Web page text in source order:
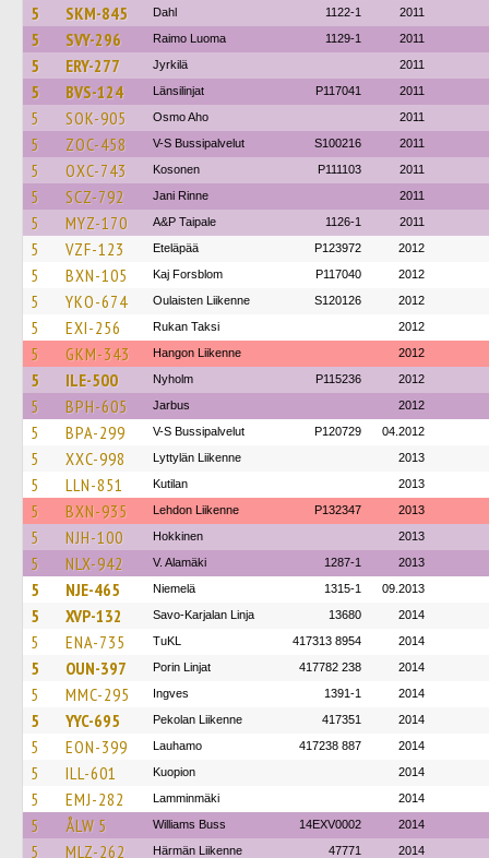
5 SKM-845 Dahl 1122-1 2011
5 SVY-296 Raimo Luoma 1129-1 2011
5 ERY-277 Jyrkilä 2011
5 BVS-124 Länsilinjat P117041 2011
5 SOK-905 Osmo Aho 2011
5 ZOC-458 V-S Bussipalvelut S100216 2011
5 OXC-743 Kosonen P111103 2011
5 SCZ-792 Jani Rinne 2011
5 MYZ-170 A&P Taipale 1126-1 2011
5 VZF-123 Eteläpää P123972 2012
5 BXN-105 Kaj Forsblom P117040 2012
5 YKO-674 Oulaisten Liikenne S120126 2012
5 EXI-256 Rukan Taksi 2012
5 GKM-343 Hangon Liikenne 2012
5 ILE-500 Nyholm P115236 2012
5 BPH-605 Jarbus 2012
5 BPA-299 V-S Bussipalvelut P120729 04.2012
5 XXC-998 Lyttylän Liikenne 2013
5 LLN-851 Kutilan 2013
5 BXN-935 Lehdon Liikenne P132347 2013
5 NJH-100 Hokkinen 2013
5 NLX-942 V. Alamäki 1287-1 2013
5 NJE-465 Niemelä 1315-1 09.2013
5 XVP-132 Savo-Karjalan Linja 13680 2014
5 ENA-735 TuKL 417313 8954 2014
5 OUN-397 Porin Linjat 417782 238 2014
5 MMC-295 Ingves 1391-1 2014
5 YYC-695 Pekolan Liikenne 417351 2014
5 EON-399 Lauhamo 417238 887 2014
5 ILL-601 Kuopion 2014
5 EMJ-282 Lamminmäki 2014
5 ÅLW 5 Williams Buss 14EXV0002 2014
5 MLZ-262 Härmän Liikenne 47771 2014